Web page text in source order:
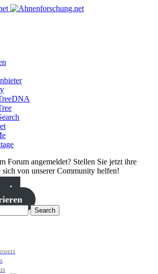
Forum angemeldet? Stellen Sie jetzt ihre
sich von unserer Community helfen!
Search